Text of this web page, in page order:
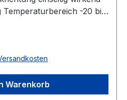
Temperaturbereich -20 bis
Warenkorb